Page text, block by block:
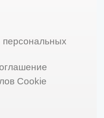
персональных
Cookie